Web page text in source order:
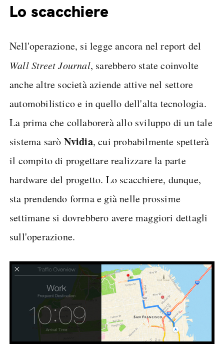
Lo scacchiere
Nell'operazione, si legge ancora nel report del
Wall Street Journal, sarebbero state coinvolte
anche altre società aziende attive nel settore
automobilistico e in quello dell'alta tecnologia.
La prima che collaborerà allo sviluppo di un tale
sistema sarò Nvidia, cui probabilmente spetterà
il compito di progettare realizzare la parte
hardware del progetto. Lo scacchiere, dunque,
sta prendendo forma e già nelle prossime
settimane si dovrebbero avere maggiori dettagli
sull'operazione.